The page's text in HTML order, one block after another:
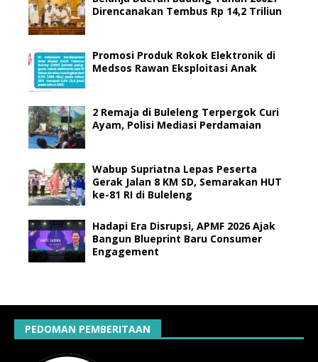
Direncanakan Tembus Rp 14,2 Triliun
Promosi Produk Rokok Elektronik di
Medsos Rawan Eksploitasi Anak
2 Remaja di Buleleng Terpergok Curi
Ayam, Polisi Mediasi Perdamaian
Wabup Supriatna Lepas Peserta
Gerak Jalan 8 KM SD, Semarakan HUT
ke-81 RI di Buleleng
Hadapi Era Disrupsi, APMF 2026 Ajak
Bangun Blueprint Baru Consumer
Engagement
PEDOMAN PEMBERITAAN